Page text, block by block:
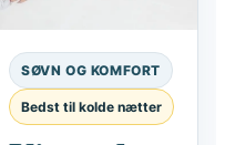
SØVN OG KOMFORT
Bedst til kolde nætter